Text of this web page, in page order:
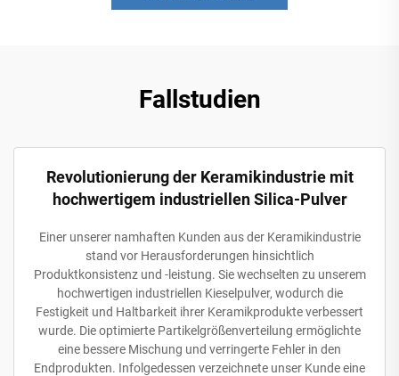
Fallstudien
Revolutionierung der Keramikindustrie mit
hochwertigem industriellen Silica-Pulver
Einer unserer namhaften Kunden aus der Keramikindustrie
stand vor Herausforderungen hinsichtlich
Produktkonsistenz und -leistung. Sie wechselten zu unserem
hochwertigen industriellen Kieselpulver, wodurch die
Festigkeit und Haltbarkeit ihrer Keramikprodukte verbessert
wurde. Die optimierte Partikelgrößenverteilung ermöglichte
eine bessere Mischung und verringerte Fehler in den
Endprodukten. Infolgedessen verzeichnete unser Kunde eine